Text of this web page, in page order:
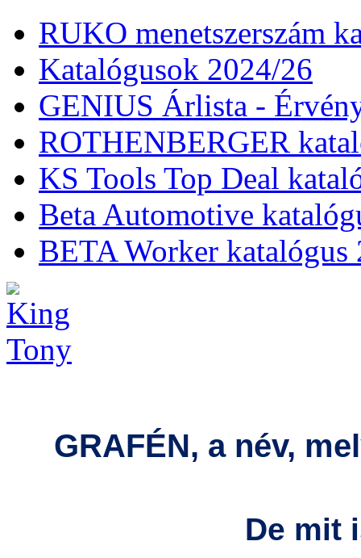
RUKO menetszerszám
Katalógusok 2024/26
GENIUS Árlista -
ROTHENBERGER
KS Tools Top Deal
Beta Automotive
BETA Worker katalógus
GRAFÉN, a név,
De mit